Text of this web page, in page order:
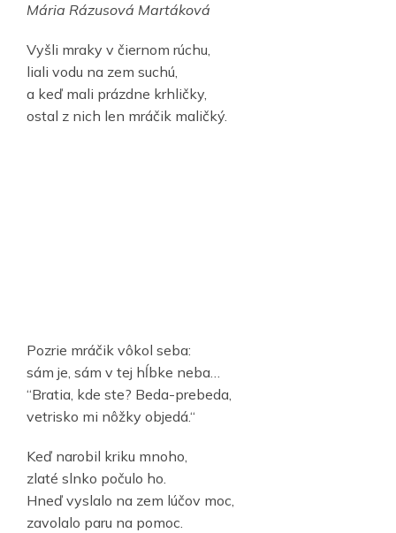
Mária Rázusová Martáková
Vyšli mraky v čiernom rúchu,
liali vodu na zem suchú,
a keď mali prázdne krhličky,
ostal z nich len mráčik maličký.
Pozrie mráčik vôkol seba:
sám je, sám v tej hĺbke neba…
“Bratia, kde ste? Beda-prebeda,
vetrisko mi nôžky objedá.“
Keď narobil kriku mnoho,
zlaté slnko počulo ho.
Hneď vyslalo na zem lúčov moc,
zavolalo paru na pomoc.